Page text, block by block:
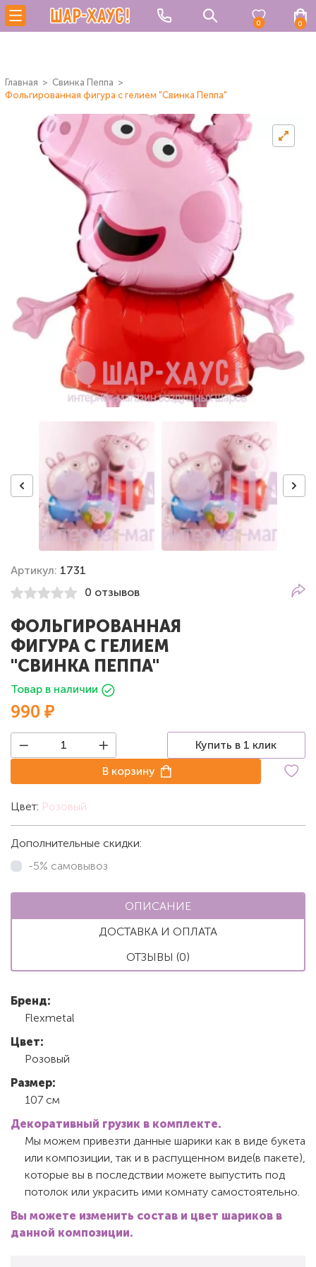
0 0
Главная
Свинка Пеппа
Фольгированная фигура с гелием "Свинка Пеппа"
Артикул: 1731
0 отзывов
ФОЛЬГИРОВАННАЯ
ФИГУРА С ГЕЛИЕМ
"СВИНКА ПЕППА"
Товар в наличии
990 ₽
Купить в 1 клик
В корзину
Цвет: Розовый
Дополнительные скидки:
-5% самовывоз
ОПИСАНИЕ
ДОСТАВКА И ОПЛАТА
ОТЗЫВЫ (0)
Бренд:
Flexmetal
Цвет:
Розовый
Размер:
107 см
Декоративный грузик в комплекте.
Мы можем привезти данные шарики как в виде букета
или композиции, так и в распущенном виде(в пакете),
которые вы в последствии можете выпустить под
потолок или украсить ими комнату самостоятельно.
Вы можете изменить состав и цвет шариков в
данной композиции.